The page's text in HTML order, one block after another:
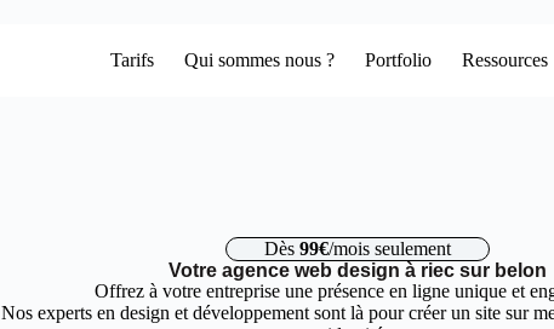
Tarifs Qui sommes nous ? Portfolio Ressources
Dès 99€/mois seulement
Votre agence web design à riec sur belon
Offrez à votre entreprise une présence en ligne unique et
Nos experts en design et développement sont là pour créer un site sur